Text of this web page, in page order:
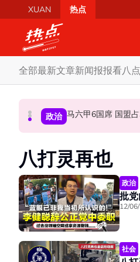
Skip to main content
XUAN 热点
全部最新文章新闻报报看八
社会
政治
政治
八打灵再也
政治
12/
社会